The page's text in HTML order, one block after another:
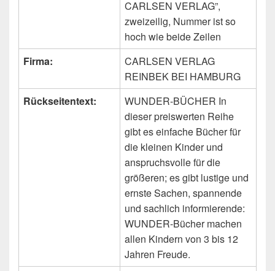
CARLSEN VERLAG”,
zweizeilig, Nummer ist so
hoch wie beide Zeilen
Firma:
CARLSEN VERLAG
REINBEK BEI HAMBURG
Rückseitentext:
WUNDER-BÜCHER In
dieser preiswerten Reihe
gibt es einfache Bücher für
die kleinen Kinder und
anspruchsvolle für die
größeren; es gibt lustige und
ernste Sachen, spannende
und sachlich informierende:
WUNDER-Bücher machen
allen Kindern von 3 bis 12
Jahren Freude.